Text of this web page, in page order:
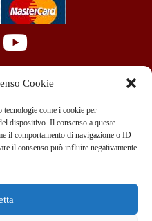
Cookie
come i cookie per
dispositivo. Il consenso a queste
il comportamento di navigazione o ID
il consenso può influire negativamente
info@teammotor.it